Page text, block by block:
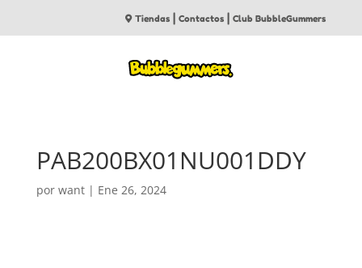
Tiendas |Contactos |Club BubbleGummers
PAB200BX01NU001DDY
por want| Ene 26, 2024